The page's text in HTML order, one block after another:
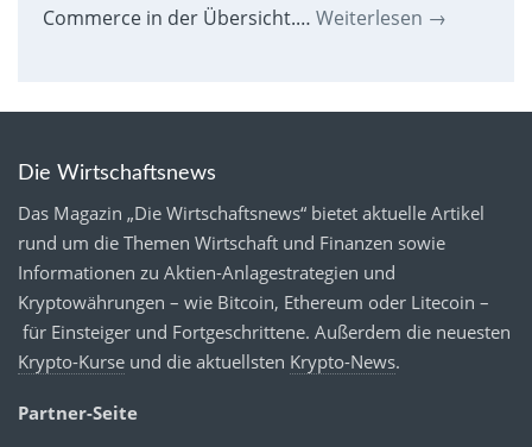
Commerce in der Übersicht.… Weiterlesen →
Die Wirtschaftsnews
Das Magazin „Die Wirtschaftsnews“ bietet aktuelle Artikel
rund um die Themen Wirtschaft und Finanzen sowie
Informationen zu Aktien-Anlagestrategien und
Kryptowährungen – wie Bitcoin, Ethereum oder Litecoin –
für Einsteiger und Fortgeschrittene. Außerdem die neuesten
Krypto-Kurse und die aktuellsten Krypto-News.
Partner-Seite